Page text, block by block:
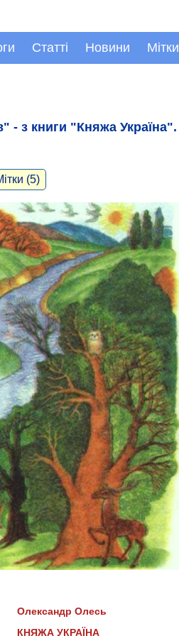
Статті Новини Мітки
- з книги "Княжа Україна".
(5)
Олександр Олесь
КНЯЖА УКРАЇНА